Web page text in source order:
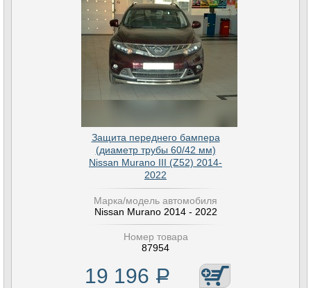
Защита переднего бампера
(диаметр трубы 60/42 мм)
Nissan Murano III (Z52) 2014-
2022
Марка/модель автомобиля
Nissan Murano 2014 - 2022
Номер товара
87954
19 196 Р